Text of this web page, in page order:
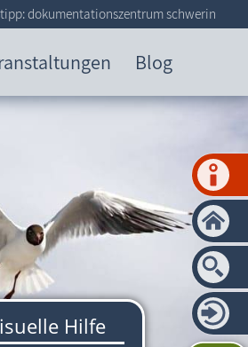
Blog
dokumentationszentrum schwerin